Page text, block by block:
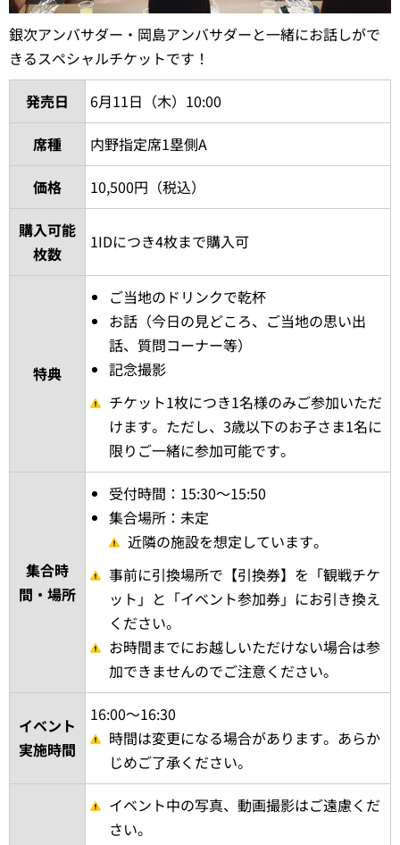
銀次アンバサダー・岡島アンバサダーと一緒にお話しがで
きるスペシャルチケットです！
発売日
6月11日（木）10:00
席種
内野指定席1塁側A
価格
10,500円（税込）
購入可能
枚数
1IDにつき4枚まで購入可
特典
ご当地のドリンクで乾杯
お話（今日の見どころ、ご当地の思い出
話、質問コーナー等）
記念撮影
チケット1枚につき1名様のみご参加いただ
けます。ただし、3歳以下のお子さま1名に
限りご一緒に参加可能です。
集合時
間・場所
受付時間：15:30～15:50
集合場所：未定
近隣の施設を想定しています。
事前に引換場所で【引換券】を「観戦チケ
ット」と「イベント参加券」にお引き換え
ください。
お時間までにお越しいただけない場合は参
加できませんのでご注意ください。
イベント
実施時間
16:00～16:30
時間は変更になる場合があります。あらか
じめご了承ください。
イベント中の写真、動画撮影はご遠慮くだ
さい。